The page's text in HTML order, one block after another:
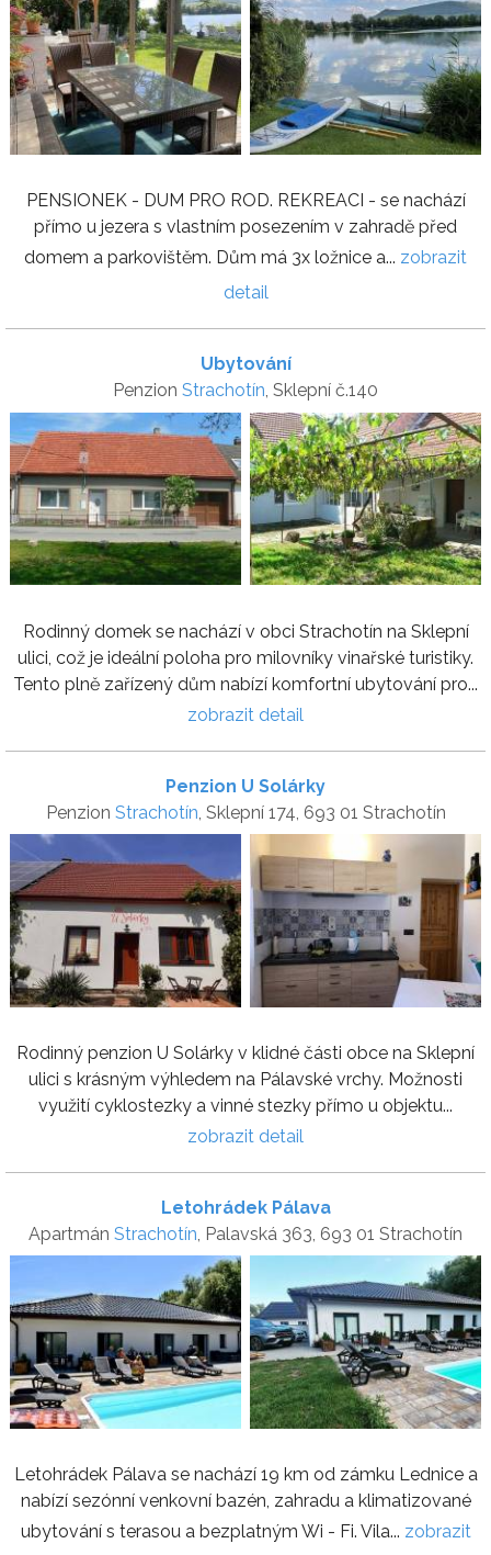
PENSIONEK - DUM PRO ROD. REKREACI - se nachází
přímo u jezera s vlastním posezením v zahradě před
domem a parkovištěm. Dům má 3x ložnice a... zobrazit
detail
Ubytování
Penzion Strachotín, Sklepní č.140
Rodinný domek se nachází v obci Strachotín na Sklepní
ulici, což je ideální poloha pro milovníky vinařské turistiky.
Tento plně zařízený dům nabízí komfortní ubytování pro...
zobrazit detail
Penzion U Solárky
Penzion Strachotín , Sklepní 174, 693 01 Strachotín
Rodinný penzion U Solárky v klidné části obce na Sklepní
ulici s krásným výhledem na Pálavské vrchy. Možnosti
využití cyklostezky a vinné stezky přímo u objektu...
zobrazit detail
Letohrádek Pálava
Apartmán Strachotín, Palavská 363, 693 01 Strachotín
Letohrádek Pálava se nachází 19 km od zámku Lednice a
nabízí sezónní venkovní bazén, zahradu a klimatizované
ubytování s terasou a bezplatným Wi - Fi. Vila... zobrazit